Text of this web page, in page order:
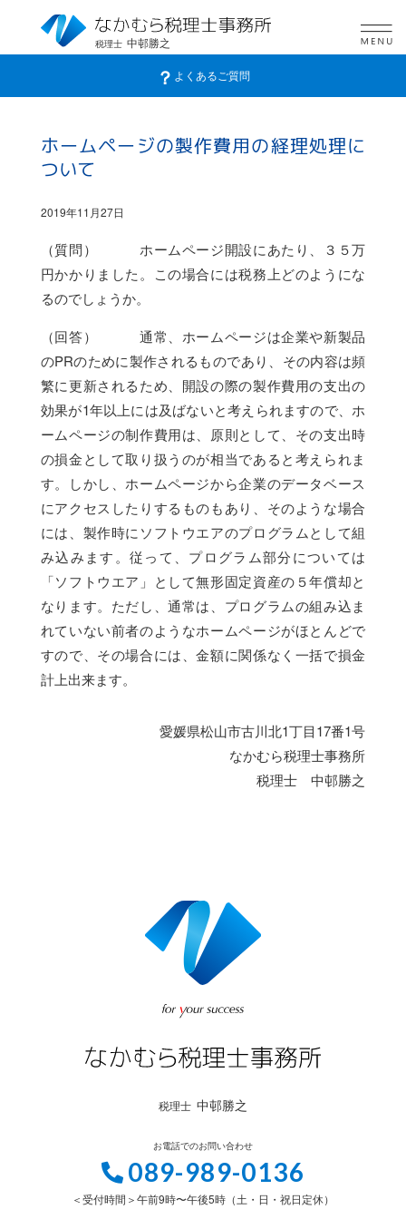
税理士 中邨勝之
？ よくあるご質問
ホームページの製作費用の経理処理に
ついて
2019年11月27日
（質問） ホームページ開設にあたり、３５万
円かかりました。この場合には税務上どのようにな
るのでしょうか。
（回答） 通常、ホームページは企業や新製品
のPRのために製作されるものであり、その内容は頻
繁に更新されるため、開設の際の製作費用の支出の
効果が1年以上には及ばないと考えられますので、ホ
ームページの制作費用は、原則として、その支出時
の損金として取り扱うのが相当であると考えられま
す。しかし、ホームページから企業のデータベース
にアクセスしたりするものもあり、そのような場合
には、製作時にソフトウエアのプログラムとして組
み込みます。従って、プログラム部分については
「ソフトウエア」として無形固定資産の５年償却と
なります。ただし、通常は、プログラムの組み込ま
れていない前者のようなホームページがほとんどで
すので、その場合には、金額に関係なく一括で損金
計上出来ます。
愛媛県松山市古川北1丁目17番1号
なかむら税理士事務所
税理士 中邨勝之
税理士 中邨勝之
お電話でのお問い合わせ
089-989-0136
＜受付時間＞午前9時〜午後5時（土・日・祝日定休）